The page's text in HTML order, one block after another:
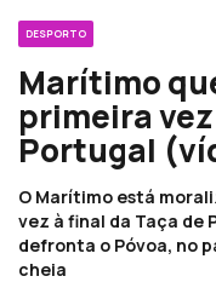
DESPORTO
Marítimo
primeira
Portugal
O Marítimo está
vez à final da Taça de
defronta o Póvoa, no
cheia